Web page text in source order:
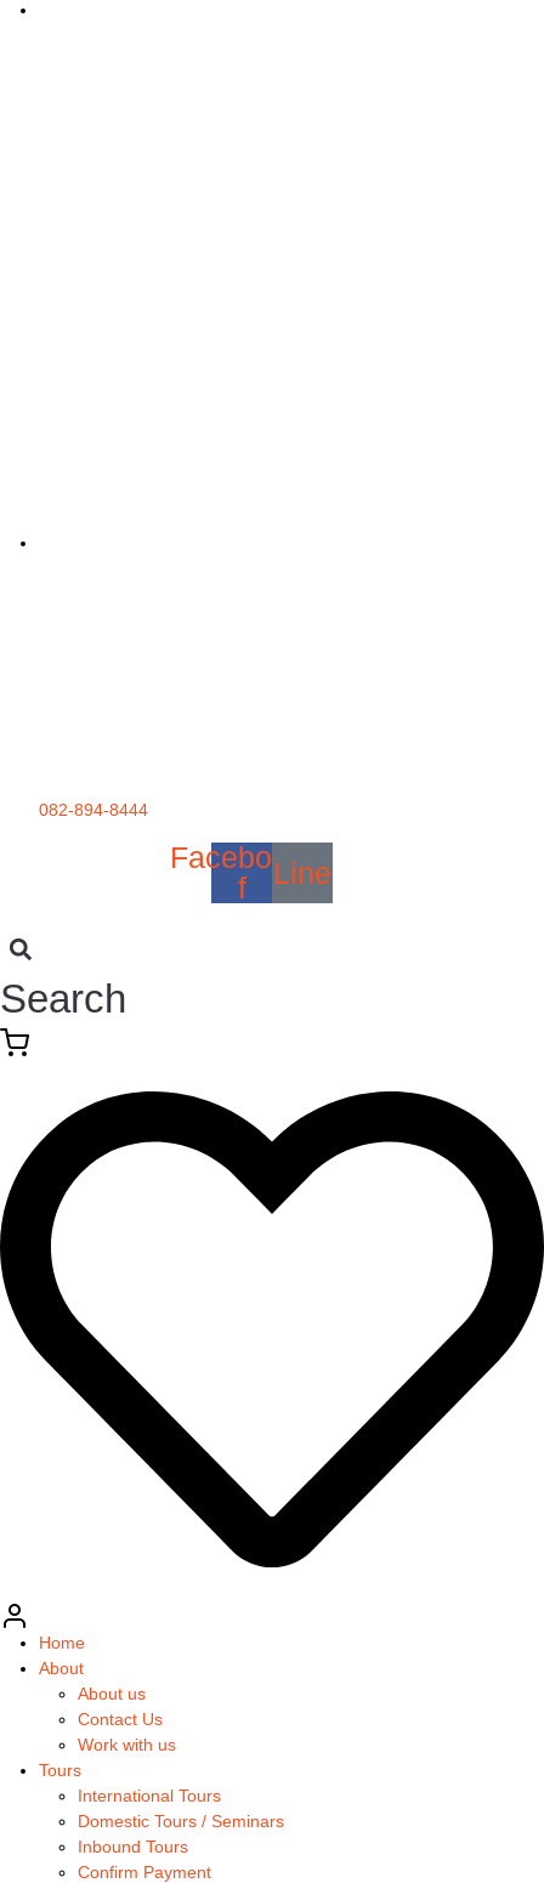
082-894-8444
Facebook-
f
Line
Search
Home
About
About us
Contact Us
Work with us
Tours
International Tours
Domestic Tours / Seminars
Inbound Tours
Confirm Payment